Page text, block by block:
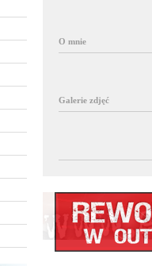
O mnie
Galerie zdjęć